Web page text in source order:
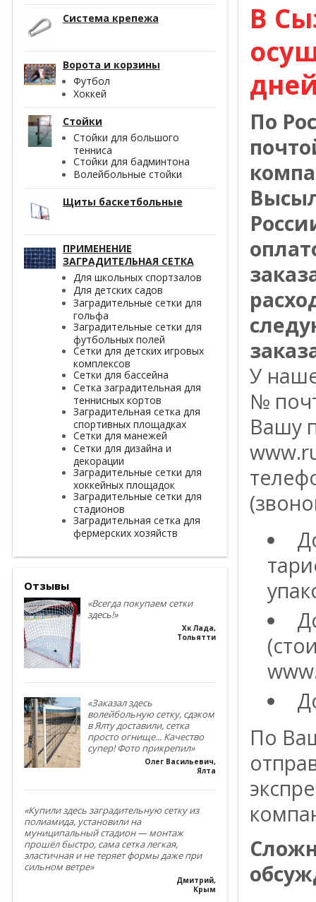
Система крепежа
Ворота и корзины
Футбол
Хоккей
Стойки
Стойки для большого
тенниса
Стойки для бадминтона
Волейбольные стойки
Щиты баскетбольные
ПРИМЕНЕНИЕ
ЗАГРАДИТЕЛЬНАЯ СЕТКА
Для школьных спортзалов
Для детских садов
Заградительные сетки для
гольфа
Заградительные сетки для
футбольных полей
Сетки для детских игровых
комплексов
Сетки для бассейна
Сетка заградительная для
теннисных кортов
Заградительная сетка для
спортивных площадках
Сетки для манежей
Сетки для дизайна и
декорации
Заградительные сетки для
хоккейных площадок
Заградительные сетки для
стадионов
Заградительная сетка для
фермерских хозяйств
Отзывы
«Всегда покупаем сетки
здесь!»
Хк Лада,
Тольятти
«Заказал здесь
волейбольную сетку, сдэком
в Ялту доставили, сетка
просто огнище... Качество
супер! Фото прикрепил»
Олег Васильевич,
Ялта
«Купили здесь заградительную сетку из
полиамида, установили на
муниципальный стадион — монтаж
прошёл быстро, сама сетка легкая,
эластичная и не теряет формы даже при
сильном ветре»
Дмитрий,
Крым
В
По
У
№
Вашу
По